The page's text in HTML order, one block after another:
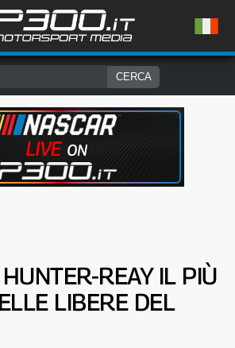
REAY IL PIÙ
LIBERE DEL